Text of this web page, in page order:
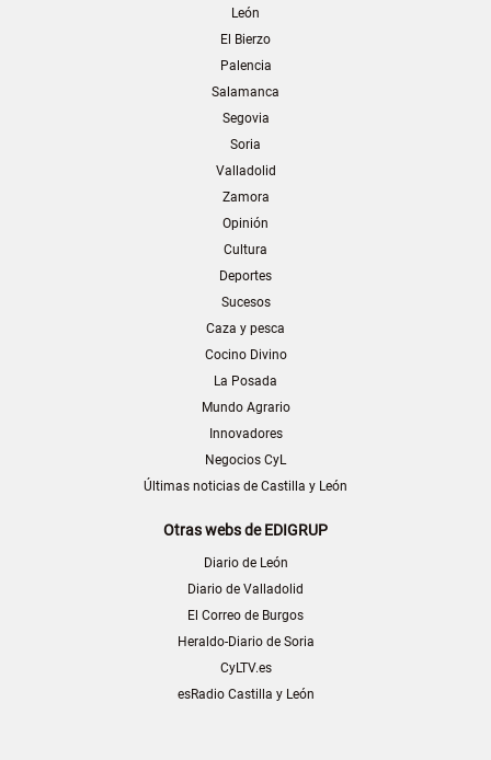
León
El Bierzo
Palencia
Salamanca
Segovia
Soria
Valladolid
Zamora
Opinión
Cultura
Deportes
Sucesos
Caza y pesca
Cocino Divino
La Posada
Mundo Agrario
Innovadores
Negocios CyL
Últimas noticias de Castilla y León
Otras webs de EDIGRUP
Diario de León
Diario de Valladolid
El Correo de Burgos
Heraldo-Diario de Soria
CyLTV.es
esRadio Castilla y León